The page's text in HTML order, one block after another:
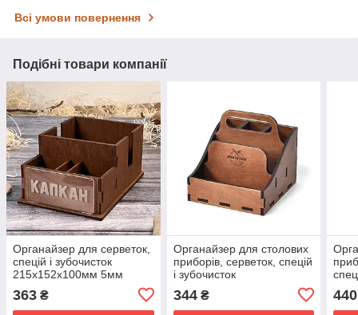
Всі умови повернення
Подібні товари компанії
Органайзер для серветок,
спецій і зубочисток
215х152х100мм 5мм
363 ₴
Органайзер для столових
приборів, серветок, спецій
і зубочисток
344₴ 440